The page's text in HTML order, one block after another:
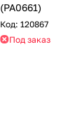
(PA0661)
Код: 120867
Под заказ